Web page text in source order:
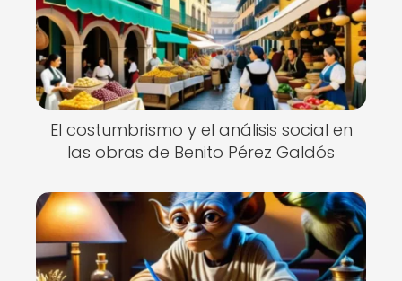
El costumbrismo y el análisis social en
las obras de Benito Pérez Galdós